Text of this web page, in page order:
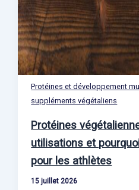
Protéines et développement
suppléments végétaliens
Protéines
utilisations et
pour les athlètes
15 juillet 2026